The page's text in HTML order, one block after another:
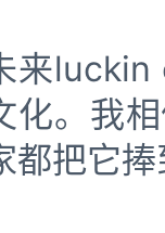
来luckin
化。我
都把它